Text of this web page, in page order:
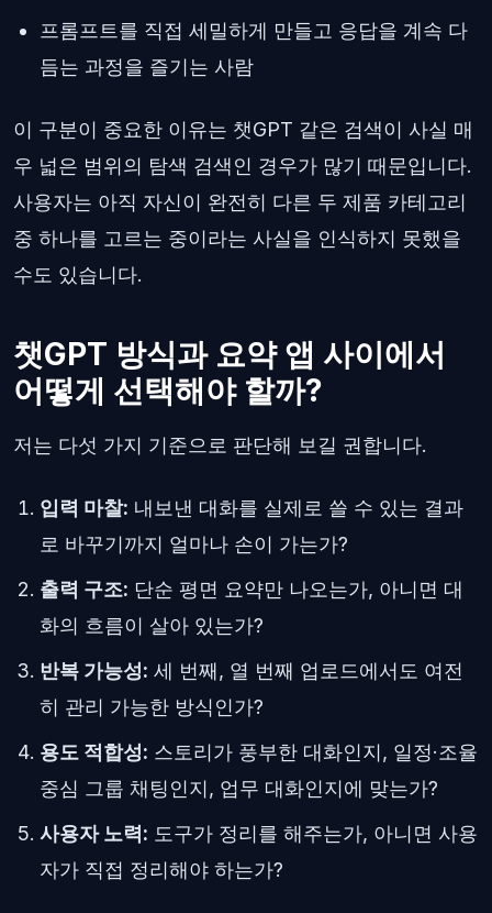
프롬프트를 직접 세밀하게 만들고 응답을 계속 다
듬는 과정을 즐기는 사람
이 구분이 중요한 이유는 챗GPT 같은 검색이 사실 매
우 넓은 범위의 탐색 검색인 경우가 많기 때문입니다.
사용자는 아직 자신이 완전히 다른 두 제품 카테고리
중 하나를 고르는 중이라는 사실을 인식하지 못했을
수도 있습니다.
챗GPT 방식과 요약 앱 사이에서
어떻게 선택해야 할까?
저는 다섯 가지 기준으로 판단해 보길 권합니다.
입력 마찰: 내보낸 대화를 실제로 쓸 수 있는 결과
로 바꾸기까지 얼마나 손이 가는가?
출력 구조: 단순 평면 요약만 나오는가, 아니면 대
화의 흐름이 살아 있는가?
반복 가능성: 세 번째, 열 번째 업로드에서도 여전
히 관리 가능한 방식인가?
용도 적합성: 스토리가 풍부한 대화인지, 일정·조율
중심 그룹 채팅인지, 업무 대화인지에 맞는가?
사용자 노력: 도구가 정리를 해주는가, 아니면 사용
자가 직접 정리해야 하는가?